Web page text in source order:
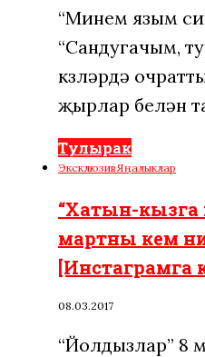
“Минем язым
“Сандугачым,
көзләрдә
җырлар белән
Тулырак
ЭксклюзивЯңалыклар
“Хатын-кызга
мартны кем
[Инстаграмга
08.03.2017
“Йолдызлар” 8